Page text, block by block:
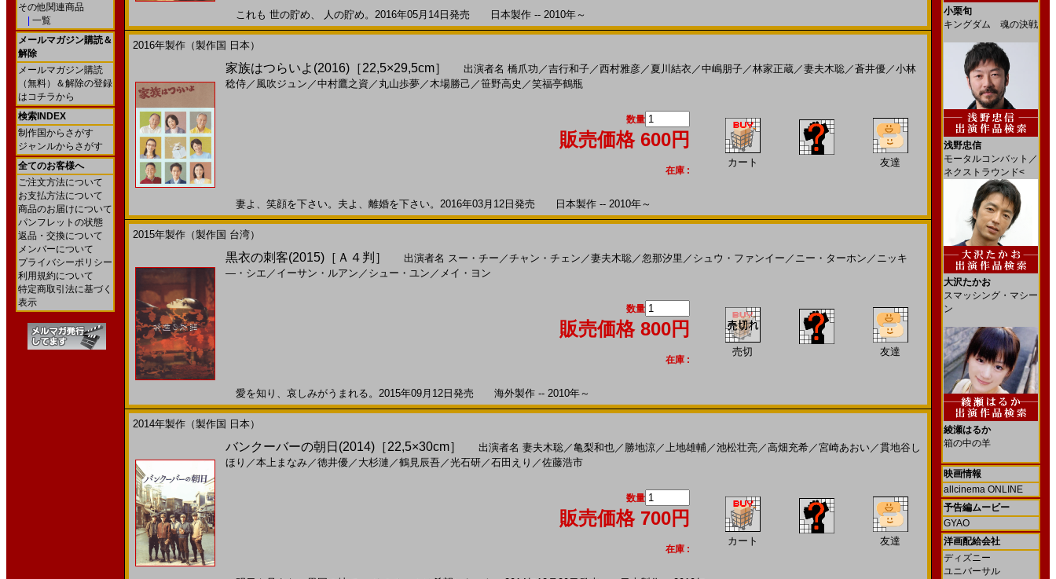
その他関連商品
一覧
メールマガジン購読＆
解除
メールマガジン購読
（無料）＆解除の登録
はコチラから
検索INDEX
制作国からさがす
ジャンルからさがす
全てのお客様へ
ご注文方法について
お支払方法について
商品のお届けについて
パンフレットの状態
返品・交換について
メンバーについて
プライバシーポリシー
利用規約について
特定商取引法に基づく
表示
これも 世の貯め、 人の貯め。2016年05月14日発売 日本製作 -- 2010年～
2016年製作（製作国 日本）
家族はつらいよ(2016)［22,5×29,5cm］ 出演者名 橋爪功 ／吉行和子／西村雅彦／ 夏川結衣 ／中嶋朋子／林家正蔵／妻夫木聡／蒼井優／小林
稔侍／ 風吹ジュン ／中村鷹之資 ／ 丸山歩夢／木場勝己 ／笹野高史 ／笑福亭鶴瓶
数量
販売価格 600円
在庫 :
カート 友達
妻よ、笑顔を下さい。夫よ、離婚を下さい。2016年03月12日発売 日本製作 -- 2010年～
2015年製作（製作国 台湾）
黒衣の刺客(2015)［Ａ４判］ 出演者名 スー・チー ／チャン・チェン ／妻夫木聡／忽那汐里 ／ シュウ・ファンイー ／ ニー・ターホン ／ ニッキ
―・シエ ／ イーサン・ルアン ／ シュー・ユン ／ メイ・ヨン
数量
販売価格 800円
在庫 :
売切 友達
愛を知り、哀しみがうまれる。2015年09月12日発売 海外製作 -- 2010年～
2014年製作（製作国 日本）
バンクーバーの朝日(2014)［22,5×30cm］ 出演者名 妻夫木聡／亀梨和也／ 勝地涼／上地雄輔／池松壮亮／高畑充希／宮崎あおい／貫地谷し
ほり ／本上まなみ／徳井優／ 大杉漣 ／鶴見辰吾／光石研／石田えり ／佐藤浩市
数量
販売価格 700円
在庫 :
カート 友達
小栗旬
キングダム 魂の決戦
浅野忠信
モータルコンバット／
ネクストラウンド<
大沢たかお
スマッシング・マシー
ン
綾瀬はるか
箱の中の羊
映画情報
allcinema ONLINE
予告編ムービー
GYAO
洋画配給会社
ディズニー
ユニバーサル